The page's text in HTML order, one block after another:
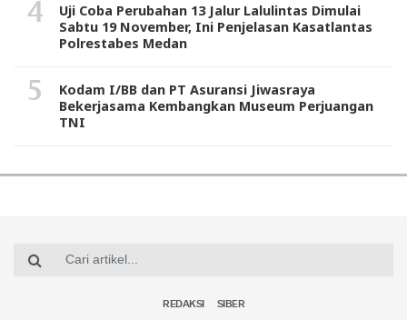
Uji Coba Perubahan 13 Jalur Lalulintas Dimulai
Sabtu 19 November, Ini Penjelasan Kasatlantas
Polrestabes Medan
Kodam I/BB dan PT Asuransi Jiwasraya
Bekerjasama Kembangkan Museum Perjuangan
TNI
REDAKSI SIBER